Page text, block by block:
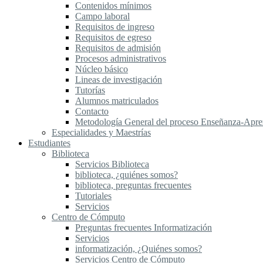
Contenidos mínimos
Campo laboral
Requisitos de ingreso
Requisitos de egreso
Requisitos de admisión
Procesos administrativos
Núcleo básico
Lineas de investigación
Tutorías
Alumnos matriculados
Contacto
Metodología General del proceso Enseñanza-
Especialidades y Maestrías
Estudiantes
Biblioteca
Servicios Biblioteca
biblioteca, ¿quiénes somos?
biblioteca, preguntas frecuentes
Tutoriales
Servicios
Centro de Cómputo
Preguntas frecuentes Informatización
Servicios
informatización, ¿Quiénes somos?
Servicios Centro de Cómputo